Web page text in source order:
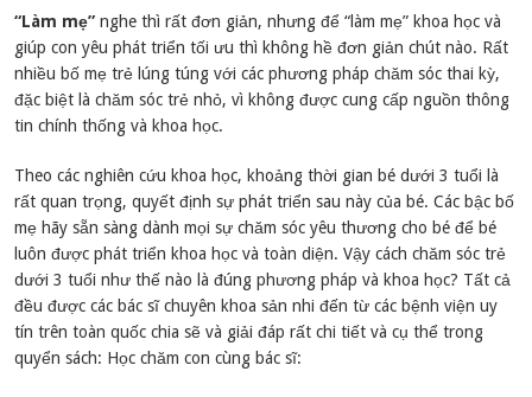
“Làm mẹ”nghe thì rất đơn giản, nhưng để “làm mẹ” khoa học và
giúp con yêu phát triển tối ưu thì không hề đơn giản chút nào. Rất
nhiều bố mẹ trẻ lúng túng với các phương pháp chăm sóc thai kỳ,
đặc biệt là chăm sóc trẻ nhỏ, vì không được cung cấp nguồn thông
tin chính thống và khoa học.
Theo các nghiên cứu khoa học, khoảng thời gian bé dưới 3 tuổi là
rất quan trọng, quyết định sự phát triển sau này của bé. Các bậc bố
mẹ hãy sẵn sàng dành mọi sự chăm sóc yêu thương cho bé để bé
luôn được phát triển khoa học và toàn diện. Vậy cách chăm sóc trẻ
dưới 3 tuổi như thế nào là đúng phương pháp và khoa học? Tất cả
đều được các bác sĩ chuyên khoa sản nhi đến từ các bệnh viện uy
tín trên toàn quốc chia sẽ và giải đáp rất chi tiết và cụ thể trong
quyển sách: Học chăm con cùng bác sĩ: